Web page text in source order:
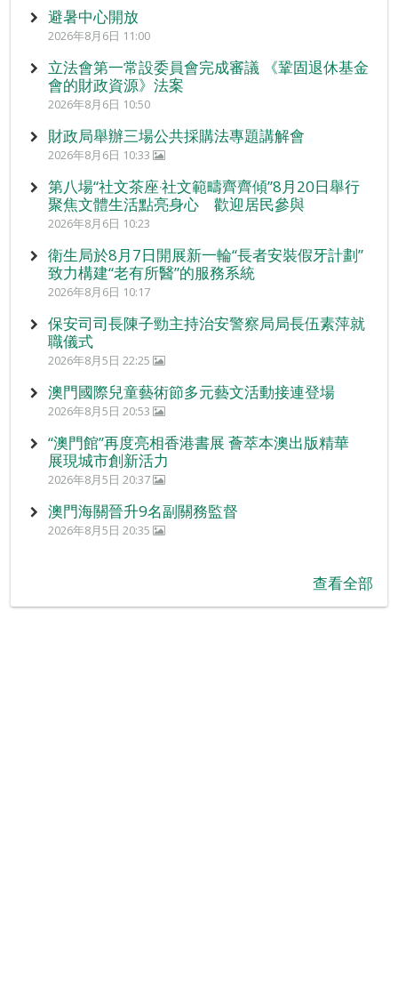
避暑中心開放
2026年8月6日 11:00
立法會第一常設委員會完成審議 《鞏固退休基金
會的財政資源》法案
2026年8月6日 10:50
財政局舉辦三場公共採購法專題講解會
2026年8月6日 10:33
第八場“社文茶座‧社文範疇齊齊傾”8月20日舉行
聚焦文體生活點亮身心 歡迎居民參與
2026年8月6日 10:23
衛生局於8月7日開展新一輪“長者安裝假牙計劃”
致力構建“老有所醫”的服務系統
2026年8月6日 10:17
保安司司長陳子勁主持治安警察局局長伍素萍就
職儀式
2026年8月5日 22:25
澳門國際兒童藝術節多元藝文活動接連登場
2026年8月5日 20:53
“澳門館”再度亮相香港書展 薈萃本澳出版精華
展現城市創新活力
2026年8月5日 20:37
澳門海關晉升9名副關務監督
2026年8月5日 20:35
查看全部